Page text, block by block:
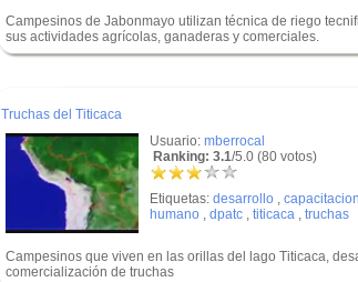
Campesinos de Jabonmayo utilizan técnica de riego
sus actividades agrícolas, ganaderas y comerciales.
Truchas del Titicaca
Usuario: mberrocal
Ranking: 3.1/5.0 (80 votos)
Etiquetas: desarrollo , capacitacion
humano , dpatc , titicaca , truchas
Campesinos que viven en las orillas del lago Titicaca,
comercialización de truchas